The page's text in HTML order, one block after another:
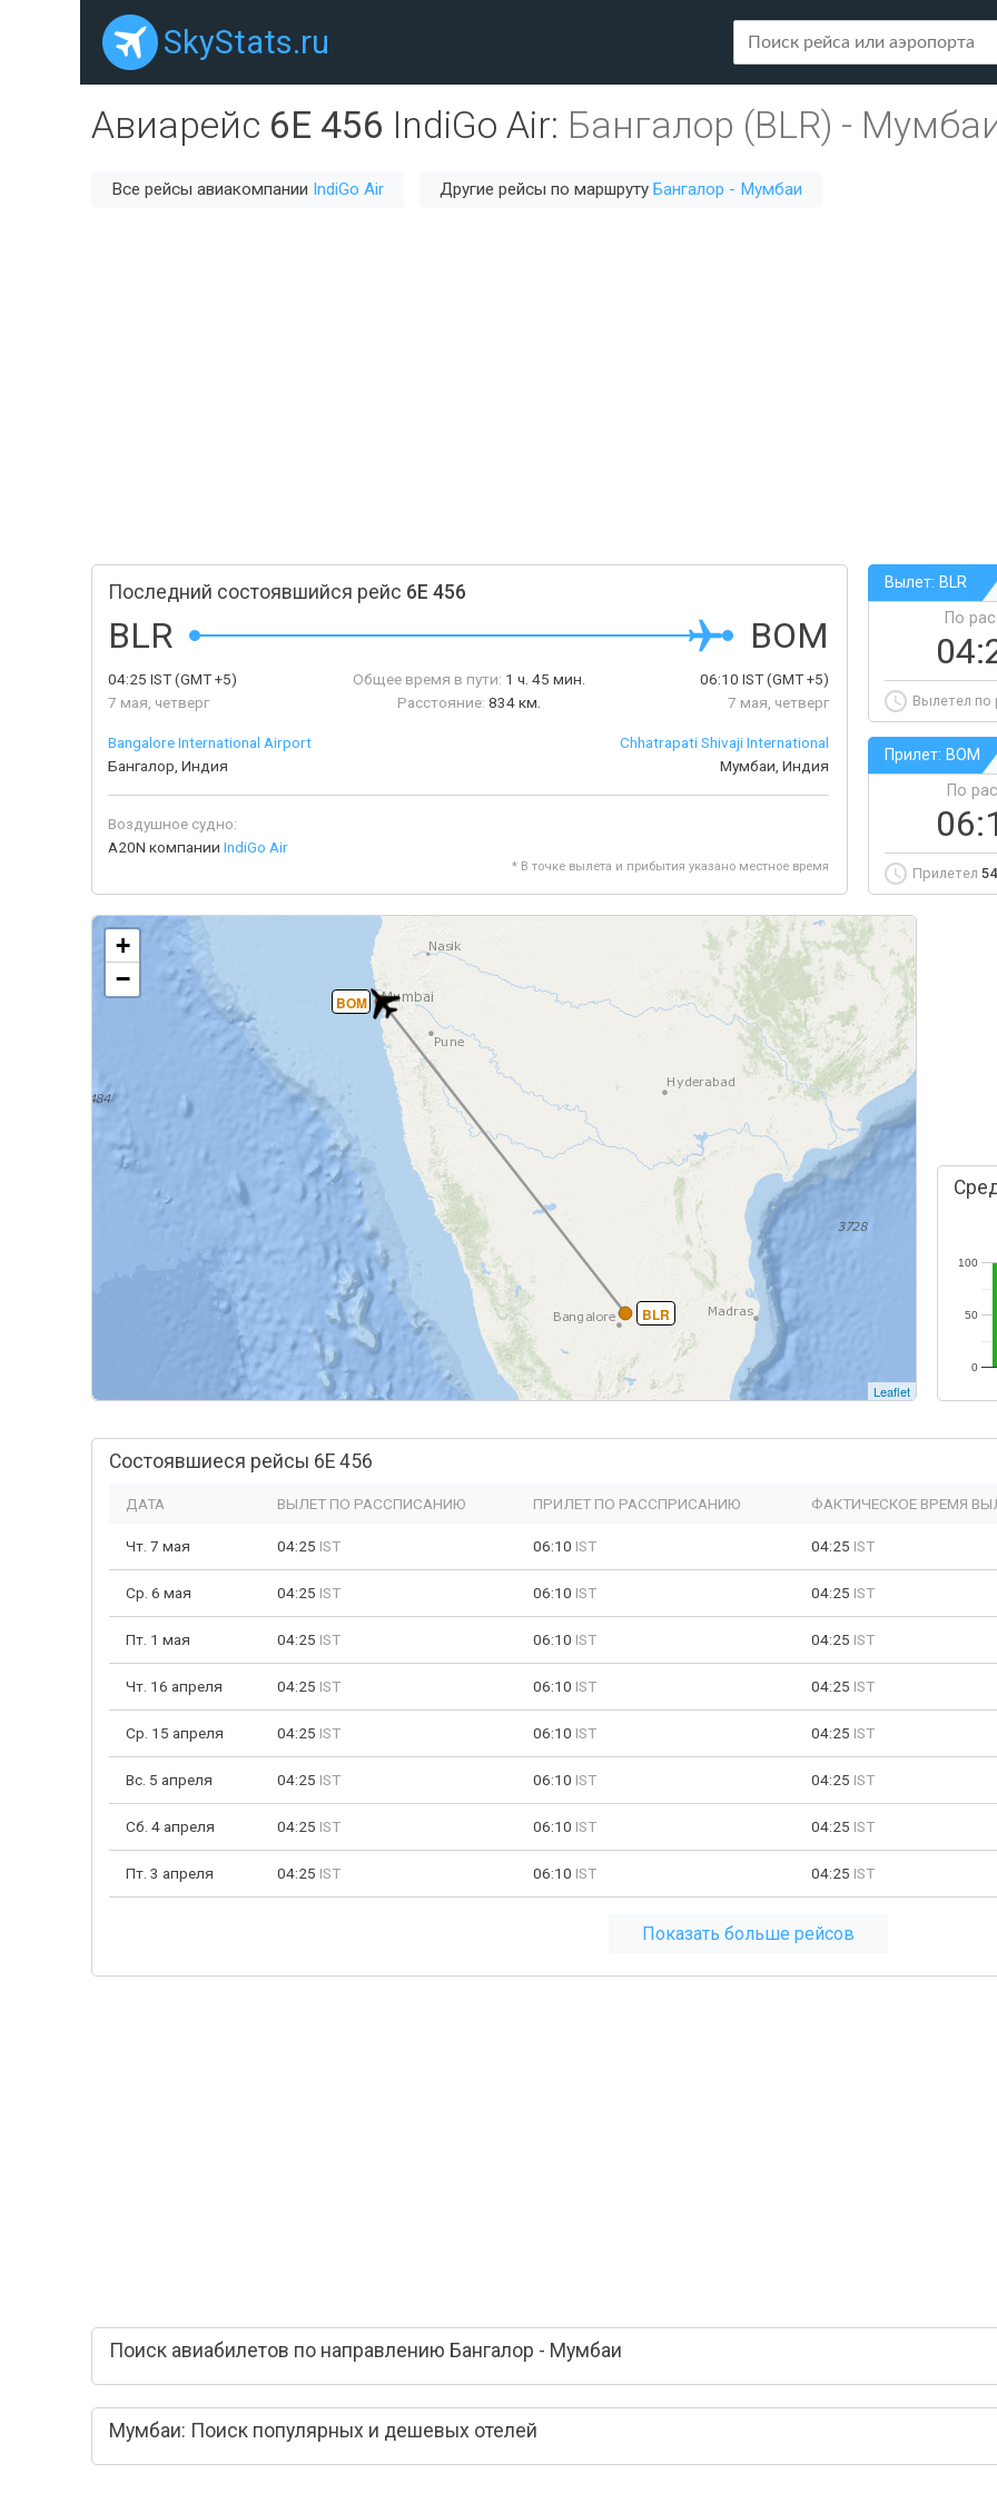
SkyStats.ru
Авиарейс 6E 456 IndiGo Air: Бангалор (BLR) -
Все рейсы авиакомпании IndiGo Air Другие рейсы по маршруту Бангалор - Мумбаи
Последний состоявшийся рейс 6E 456
BLR BOM
04:25 IST(GMT +5)
7 мая, четверг
Общее время в пути: 1 ч. 45 мин.
Расстояние: 834 км.
06:10 IST(GMT +5)
7 мая, четверг
Bangalore International Airport
Бангалор, Индия
Chhatrapati Shivaji International
Мумбаи, Индия
Воздушное судно:
A20N компании IndiGo Air
* В точке вылета и прибытия указано местное время
Вылет: BLR
По
Вылетел по
Прилет: BOM
По
Прилетел
BLR
BOM
+
−
Leaflet
0
50
100
Состоявшиеся рейсы 6E 456
ДАТА ВЫЛЕТ ПО РАССПИСАНИЮ ПРИЛЕТ ПО РАССПРИСАНИЮ ФАКТИЧЕСКОЕ ВРЕМЯ
Чт. 7 мая 04:25 IST 06:10 IST 04:25 IST
Ср. 6 мая 04:25 IST 06:10 IST 04:25 IST
Пт. 1 мая 04:25 IST 06:10 IST 04:25 IST
Чт. 16 апреля 04:25 IST 06:10 IST 04:25 IST
Ср. 15 апреля 04:25 IST 06:10 IST 04:25 IST
Вс. 5 апреля 04:25 IST 06:10 IST 04:25 IST
Сб. 4 апреля 04:25 IST 06:10 IST 04:25 IST
Пт. 3 апреля 04:25 IST 06:10 IST 04:25 IST
Показать больше рейсов
Поиск авиабилетов по направлению Бангалор - Мумбаи
Мумбаи: Поиск популярных и дешевых отелей